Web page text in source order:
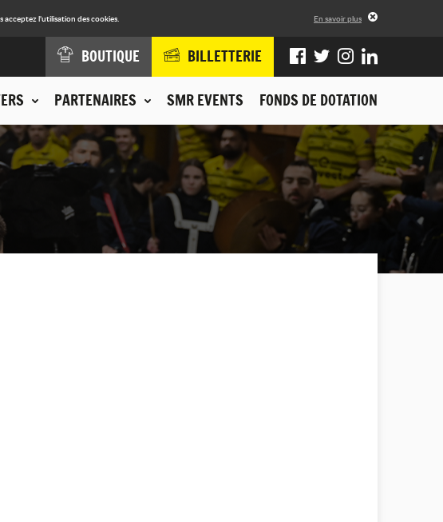
acceptez l'utilisation des cookies. En savoir plus
PARTENAIRES SMR EVENTS FONDS DE DOTATION
BOUTIQUE BILLETTERIE